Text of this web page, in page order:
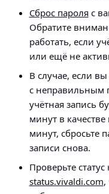
Сброс пароляс
Обратите
работать, если
или ещё не
В случае, если
с неправильным
учётная запись
минут в
минут, сбросьте
записи снова.
Проверьте
status.vivaldi.com,